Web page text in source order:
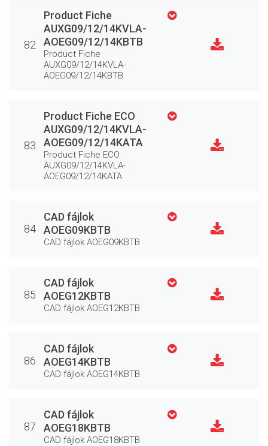
82
Product Fiche
AUXG09/12/14KVLA-
AOEG09/12/14KBTB
Product Fiche
AUXG09/12/14KVLA-
AOEG09/12/14KBTB
83
Product Fiche ECO
AUXG09/12/14KVLA-
AOEG09/12/14KATA
Product Fiche ECO
AUXG09/12/14KVLA-
AOEG09/12/14KATA
84
CAD fájlok
AOEG09KBTB
CAD fájlok AOEG09KBTB
85
CAD fájlok
AOEG12KBTB
CAD fájlok AOEG12KBTB
86
CAD fájlok
AOEG14KBTB
CAD fájlok AOEG14KBTB
87
CAD fájlok
AOEG18KBTB
CAD fájlok AOEG18KBTB